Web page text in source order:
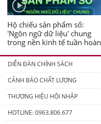
Hộ chiếu sản phẩm số:
'Ngôn ngữ dữ liệu' chung
trong nền kinh tế tuần hoàn
DIỄN ĐÀN CHÍNH SÁCH
CẢNH BÁO CHẤT LƯỢNG
THƯƠNG HIỆU HỘI NHẬP
HOTLINE: 0963.806.677